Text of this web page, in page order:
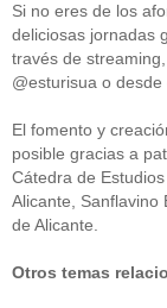
Si no eres de los
deliciosas jornadas
través de
@esturisua o
El fomento y
posible gracias a
Cátedra de
Alicante, Sanflavino
de Alicante.
Otros temas